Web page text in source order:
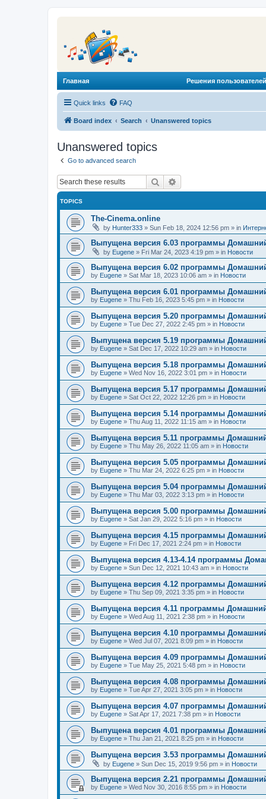
Главная Решения
Quick links FAQ
Board index Search Unanswered topics
Unanswered topics
Go to advanced search
Search
TOPICS
The-Cinema.online
by Hunter333 » Sun Feb 18, 2024 12:56 pm » in
Выпущена версия 6.03 программы
by Eugene » Fri Mar 24, 2023 4:19 pm » in Новости
Выпущена версия 6.02 программы
by Eugene » Sat Mar 18, 2023 10:06 am » in Новости
Выпущена версия 6.01 программы
by Eugene » Thu Feb 16, 2023 5:45 pm » in Новости
Выпущена версия 5.20 программы
by Eugene » Tue Dec 27, 2022 2:45 pm » in Новости
Выпущена версия 5.19 программы
by Eugene » Sat Dec 17, 2022 10:29 am » in Новости
Выпущена версия 5.18 программы
by Eugene » Wed Nov 16, 2022 3:01 pm » in Новости
Выпущена версия 5.17 программы
by Eugene » Sat Oct 22, 2022 12:26 pm » in Новости
Выпущена версия 5.14 программы
by Eugene » Thu Aug 11, 2022 11:15 am » in Новости
Выпущена версия 5.11 программы
by Eugene » Thu May 26, 2022 11:05 am » in Новости
Выпущена версия 5.05 программы
by Eugene » Thu Mar 24, 2022 6:25 pm » in Новости
Выпущена версия 5.04 программы
by Eugene » Thu Mar 03, 2022 3:13 pm » in Новости
Выпущена версия 5.00 программы
by Eugene » Sat Jan 29, 2022 5:16 pm » in Новости
Выпущена версия 4.15 программы
by Eugene » Fri Dec 17, 2021 2:24 pm » in Новости
Выпущена версия 4.13-4.14 программы
by Eugene » Sun Dec 12, 2021 10:43 am » in Новости
Выпущена версия 4.12 программы
by Eugene » Thu Sep 09, 2021 3:35 pm » in Новости
Выпущена версия 4.11 программы
by Eugene » Wed Aug 11, 2021 2:38 pm » in Новости
Выпущена версия 4.10 программы
by Eugene » Wed Jul 07, 2021 8:09 pm » in Новости
Выпущена версия 4.09 программы
by Eugene » Tue May 25, 2021 5:48 pm » in Новости
Выпущена версия 4.08 программы
by Eugene » Tue Apr 27, 2021 3:05 pm » in Новости
Выпущена версия 4.07 программы
by Eugene » Sat Apr 17, 2021 7:38 pm » in Новости
Выпущена версия 4.01 программы
by Eugene » Thu Jan 21, 2021 8:25 pm » in Новости
Выпущена версия 3.53 программы
by Eugene » Sun Dec 15, 2019 9:56 pm » in Новости
Выпущена версия 2.21 программы
by Eugene » Wed Nov 30, 2016 8:55 pm » in Новости